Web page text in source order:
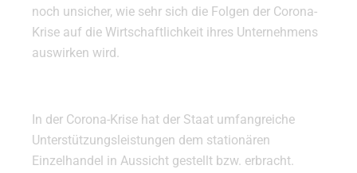
noch unsicher, wie sehr sich die Folgen der Corona-
Krise auf die Wirtschaftlichkeit ihres Unternehmens
auswirken wird.
In der Corona-Krise hat der Staat umfangreiche
Unterstützungsleistungen dem stationären
Einzelhandel in Aussicht gestellt bzw. erbracht.